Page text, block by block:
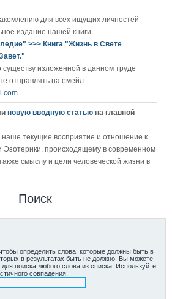
для всех ищущих личностей
издание нашей книги.
>>> Книга "Жизнь в Свете
изложенной в данном труде
отправлять на емейл:
новую вводную статью на главной
наше текущие восприятие и отношение к
происходящему в современном
смыслу и цели человеческой жизни в
Поиск
чтобы определить слова, которые должны быть в
в результатах быть не должно. Вы можете
для поиска любого слова из списка. Используйте
совпадения.